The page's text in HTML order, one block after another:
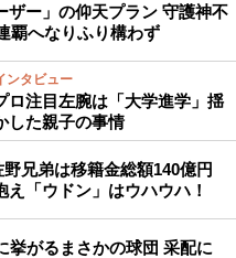
ザー」の仰天プラン 守護神不
覇へなりふり構わず
ンタビュー
ロ注目左腕は「大学進学」揺
した親子の事情
兄弟は移籍金総額140億円
「ウドン」はウハウハ！
挙がるまさかの球団 采配に